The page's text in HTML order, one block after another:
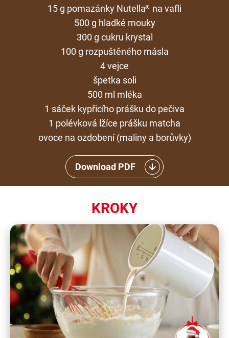
15 g pomazánky Nutella® na vafli
500 g hladké mouky
300 g cukru krystal
100 g rozpuštěného másla
4 vejce
špetka soli
500 ml mléka
1 sáček kypřicího prášku do pečiva
1 polévková lžíce prášku matcha
ovoce na ozdobení (maliny a borůvky)
Download PDF
KROKY